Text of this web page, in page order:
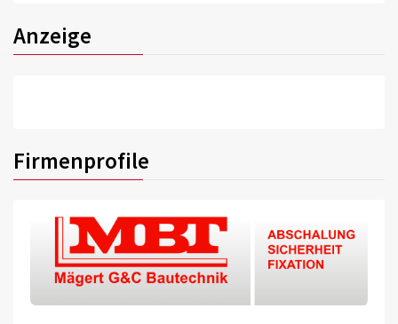
Anzeige
Firmenprofile